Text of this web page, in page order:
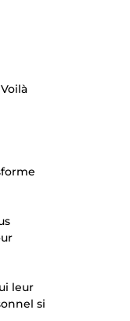
leur
si